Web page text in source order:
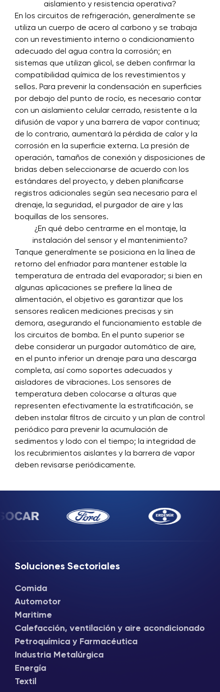
aislamiento y resistencia operativa?
En los circuitos de refrigeración, generalmente se
utiliza un cuerpo de acero al carbono y se trabaja
con un revestimiento interno o condicionamiento
adecuado del agua contra la corrosión; en
sistemas que utilizan glicol, se deben confirmar la
compatibilidad química de los revestimientos y
sellos. Para prevenir la condensación en superficies
por debajo del punto de rocío, es necesario contar
con un aislamiento celular cerrado, resistente a la
difusión de vapor y una barrera de vapor continua;
de lo contrario, aumentará la pérdida de calor y la
corrosión en la superficie externa. La presión de
operación, tamaños de conexión y disposiciones de
bridas deben seleccionarse de acuerdo con los
estándares del proyecto, y deben planificarse
registros adicionales según sea necesario para el
drenaje, la seguridad, el purgador de aire y las
boquillas de los sensores.
¿En qué debo centrarme en el montaje, la
instalación del sensor y el mantenimiento?
Tanque generalmente se posiciona en la línea de
retorno del enfriador para mantener estable la
temperatura de entrada del evaporador; si bien en
algunas aplicaciones se prefiere la línea de
alimentación, el objetivo es garantizar que los
sensores realicen mediciones precisas y sin
demora, asegurando el funcionamiento estable de
los circuitos de bomba. En el punto superior se
debe considerar un purgador automático de aire,
en el punto inferior un drenaje para una descarga
completa, así como soportes adecuados y
aisladores de vibraciones. Los sensores de
temperatura deben colocarse a alturas que
representen efectivamente la estratificación, se
deben instalar filtros de circuito y un plan de control
periódico para prevenir la acumulación de
sedimentos y lodo con el tiempo; la integridad de
los recubrimientos aislantes y la barrera de vapor
deben revisarse periódicamente.
Soluciones Sectoriales
Comida
Automotor
Maritime
Calefacción, ventilación y aire acondicionado
Petroquímica y Farmacéutica
Industria Metalúrgica
Energía
Textil